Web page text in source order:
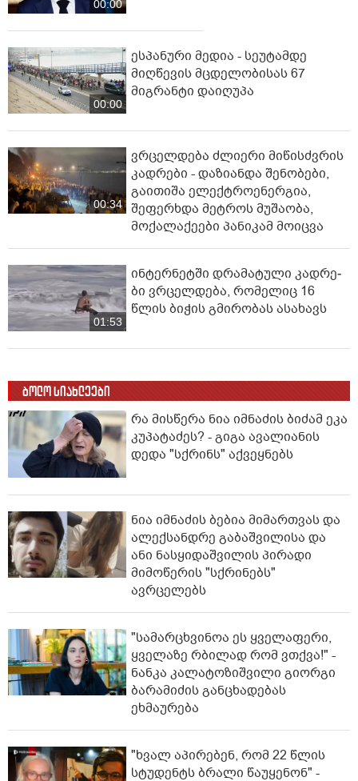
00:00
00:00
ესპანური მედია - სეუტამდე
მიღწევის მცდელობისას 67
მიგრანტი დაიღუპა
00:34
ვრცელდება ძლიერი მიწისძვრის
კადრები - დაზიანდა შენობები,
გაითიშა ელექტროენერგია,
შეფერხდა მეტროს მუშაობა,
მოქალაქეები პანიკამ მოიცვა
01:53
ინ­ტერ­ნეტ­ში დრა­მა­ტუ­ლი კად­რე­
ბი ვრცელდება, რომელიც 16
წლის ბიჭის გმირობას ასახავს
ბოლო სიახლეები
რა მისწერა ნია იმნაძის ბიძამ ეკა
კუპატაძეს? - გიგა ავალიანის
დედა "სქრინს" აქვეყნებს
ნია იმნაძის ბებია მიმართვას და
ალექსანდრე გაბაშვილისა და
ანი ნასყიდაშვილის პირადი
მიმოწერის "სქრინებს"
ავრცელებს
"სა­მარ­ცხვი­ნოა ეს ყვე­ლა­ფე­რი,
ყვე­ლა­ზე რბი­ლად რომ ვთქვა!" -
ნანკა კალატოზიშვილი გიორგი
ბარამიძის განცხადებას
ეხმაურება
"ხვალ აპირებენ, რომ 22 წლის
სტუდენტს ბრალი წაუყენონ" -